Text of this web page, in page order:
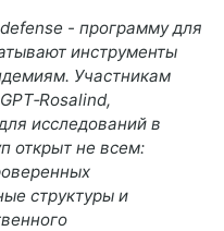
- программу для
инструменты
Участникам
исследований в
открыт не всем:
структуры и